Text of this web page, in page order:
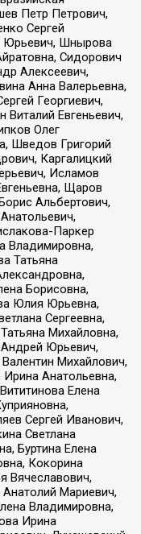
Петр Петрович,
Сергей
Юрьевич, Шнырова
Сидорович
Алексеевич,
Анна Валерьевна,
Георгиевич,
Виталий Евгеньевич,
Олег
Шведов Григорий
Каргалицкий
Исламов
Щаров
Альбертович,
Паркер
Владимировна,
Татьяна
Борисовна,
Юлия Юрьевна,
Сергеевна,
Михайловна,
Юрьевич,
Михайлович,
Анатольевна,
Елена
Сергей Иванович,
Светлана
Буртина Елена
Кокорина
Вячеславович,
Мариевич,
Владимировна,
Ирина